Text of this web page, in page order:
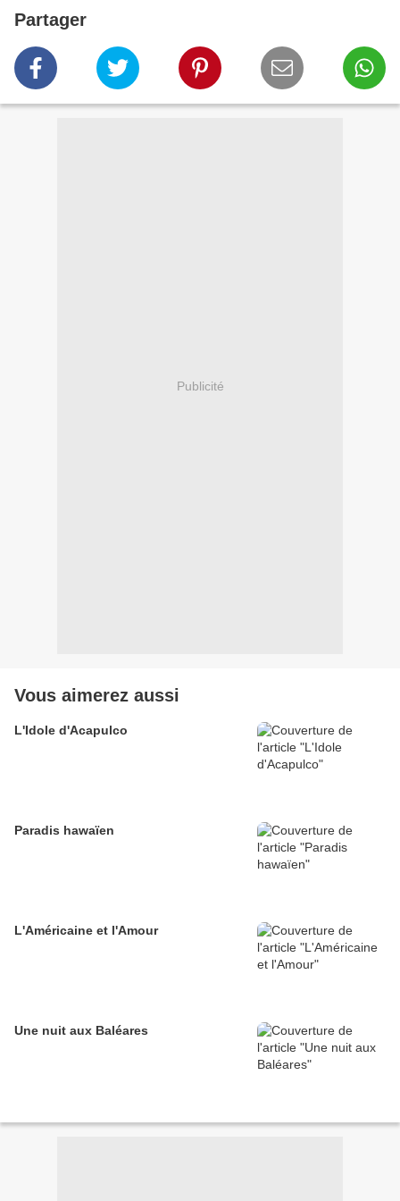
Partager
Publicité
Vous aimerez aussi
L'Idole d'Acapulco
Paradis hawaïen
L'Américaine et l'Amour
Une nuit aux Baléares